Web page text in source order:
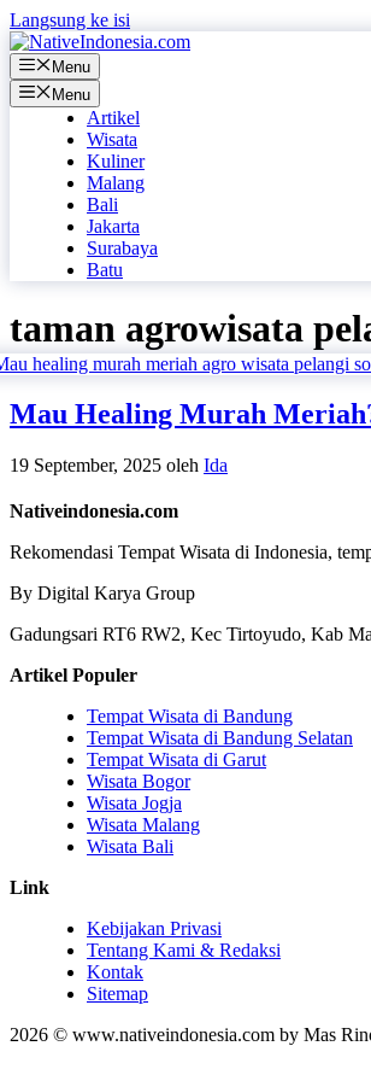
Langsung ke isi
Menu
Menu
Artikel
Wisata
Kuliner
Malang
Bali
Jakarta
Surabaya
Batu
taman agrowisata
Mau Healing Murah
19 September, 2025 oleh Ida
Nativeindonesia.com
Rekomendasi Tempat Wisata di Indonesia,
By Digital Karya Group
Gadungsari RT6 RW2, Kec Tirtoyudo, Kab
Artikel Populer
Tempat Wisata di Bandung
Tempat Wisata di Bandung Selatan
Tempat Wisata di Garut
Wisata Bogor
Wisata Jogja
Wisata Malang
Wisata Bali
Link
Kebijakan Privasi
Tentang Kami & Redaksi
Kontak
Sitemap
2026 © www.nativeindonesia.com by Mas